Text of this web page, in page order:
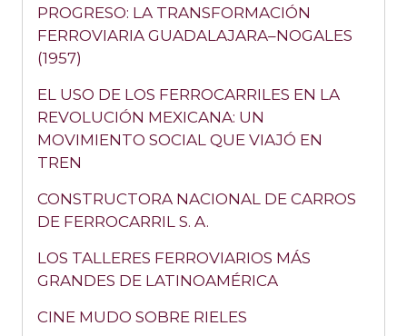
PROGRESO: LA TRANSFORMACIÓN
FERROVIARIA GUADALAJARA–NOGALES
(1957)
EL USO DE LOS FERROCARRILES EN LA
REVOLUCIÓN MEXICANA: UN
MOVIMIENTO SOCIAL QUE VIAJÓ EN
TREN
CONSTRUCTORA NACIONAL DE CARROS
DE FERROCARRIL S. A.
LOS TALLERES FERROVIARIOS MÁS
GRANDES DE LATINOAMÉRICA
CINE MUDO SOBRE RIELES